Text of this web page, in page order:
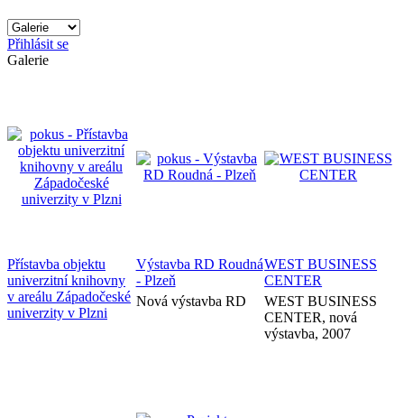
Přihlásit se
Galerie
Přístavba objektu
univerzitní knihovny
v areálu Západočeské
univerzity v Plzni
Výstavba RD Roudná
- Plzeň
Nová výstavba RD
WEST BUSINESS
CENTER
WEST BUSINESS
CENTER, nová
výstavba, 2007